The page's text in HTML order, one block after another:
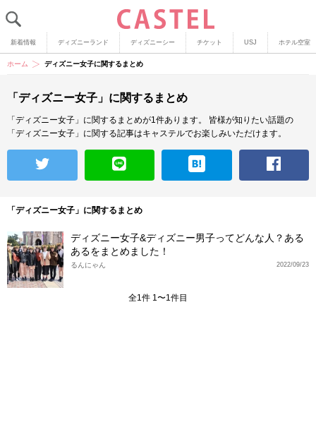
新着情報 ディズニーランド ディズニーシー チケット USJ ホテル空室
ホーム ディズニー女子に関するまとめ
「ディズニー女子」に関するまとめ
「ディズニー女子」に関するまとめが1件あります。
皆様が知りたい話題の
「ディズニー女子」に関する記事はキャステルでお楽しみいただけます。
「ディズニー女子」に関するまとめ
ディズニー女子&ディズニー男子ってどんな人？ある
あるをまとめました！
2022/09/23
るんにゃん
全1件 1〜1件目